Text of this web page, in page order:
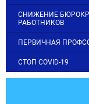
СНИЖЕНИЕ
РАБОТНИКОВ
ПЕРВИЧНАЯ
СТОП COVID-19